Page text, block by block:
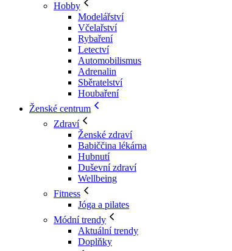
Hobby
Modelářství
Včelařství
Rybaření
Letectví
Automobilismus
Adrenalin
Sběratelství
Houbaření
Ženské centrum
Zdraví
Ženské zdraví
Babiččina lékárna
Hubnutí
Duševní zdraví
Wellbeing
Fitness
Jóga a pilates
Módní trendy
Aktuální trendy
Doplňky